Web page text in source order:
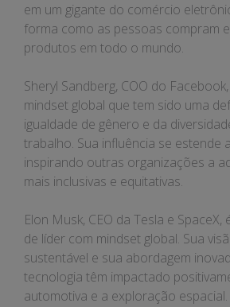
em um gigante do comércio
forma como as pessoas compram
produtos em todo o mundo.
Sheryl Sandberg, COO do
mindset global que tem sido uma
igualdade de gênero e da
trabalho. Sua influência se estende
inspirando outras organizações a
mais inclusivas e equitativas.
Elon Musk, CEO da Tesla e
de líder com mindset global. Sua
sustentável e sua abordagem
tecnologia têm impactado
automotiva e a exploração espacial.